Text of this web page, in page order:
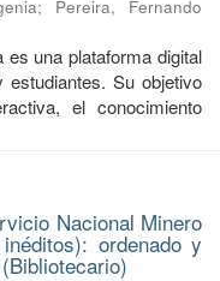
; Pereira, Fernando
una plataforma digital
estudiantes. Su objetivo
el conocimiento
Nacional Minero
ordenado y